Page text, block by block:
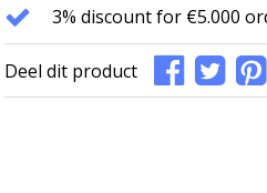
3% discount for €5.000
Deel dit product